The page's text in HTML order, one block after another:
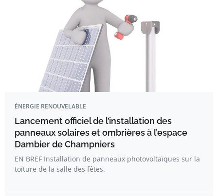
ÉNERGIE RENOUVELABLE
Lancement officiel de l’installation des
panneaux solaires et ombrières à l’espace
Dambier de Champniers
EN BREF Installation de panneaux photovoltaïques sur la
toiture de la salle des fêtes.